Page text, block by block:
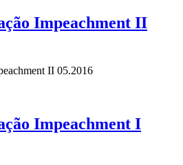
Impeachment II
II 05.2016
Impeachment I